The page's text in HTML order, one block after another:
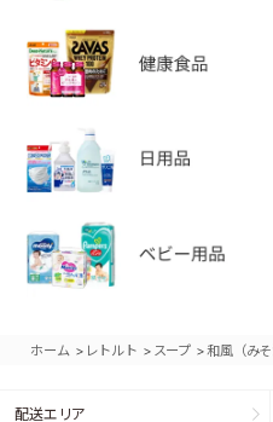
ホーム > レトルト > スープ >和風（みそ
配送エリア